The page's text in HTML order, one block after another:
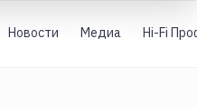
Новости Медиа Hi-Fi